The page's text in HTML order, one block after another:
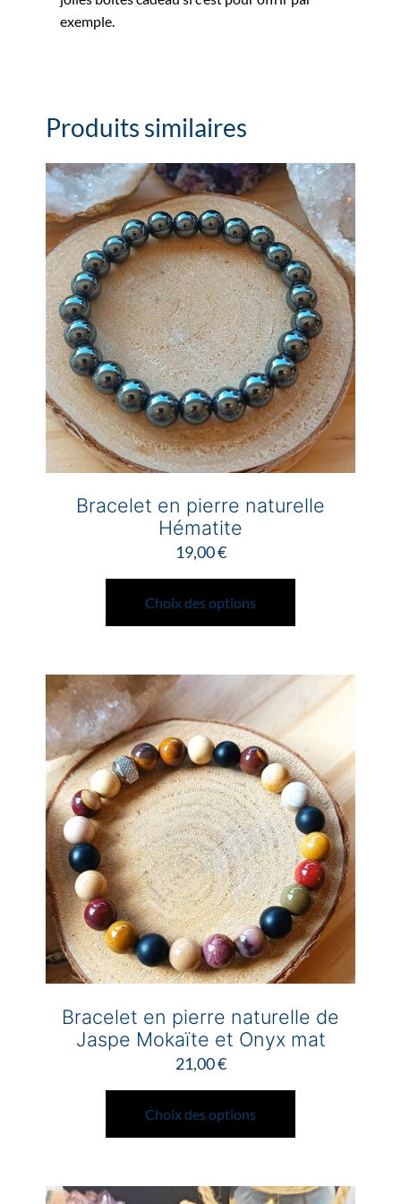
exemple.
Produits similaires
Bracelet en pierre naturelle
Hématite
19,00€
Choix des options
Ce
a
variations.
Les
options
peuvent
être
choisies
sur
la
page
du
produit
Bracelet en pierre naturelle de
Jaspe Mokaïte et Onyx mat
21,00€
Choix des options
Ce
a
variations.